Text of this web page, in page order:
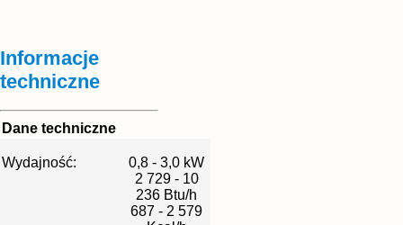
Informacje
techniczne
Dane techniczne
Wydajność:
0,8 - 3,0 kW
2 729 - 10
236 Btu/h
687 - 2 579